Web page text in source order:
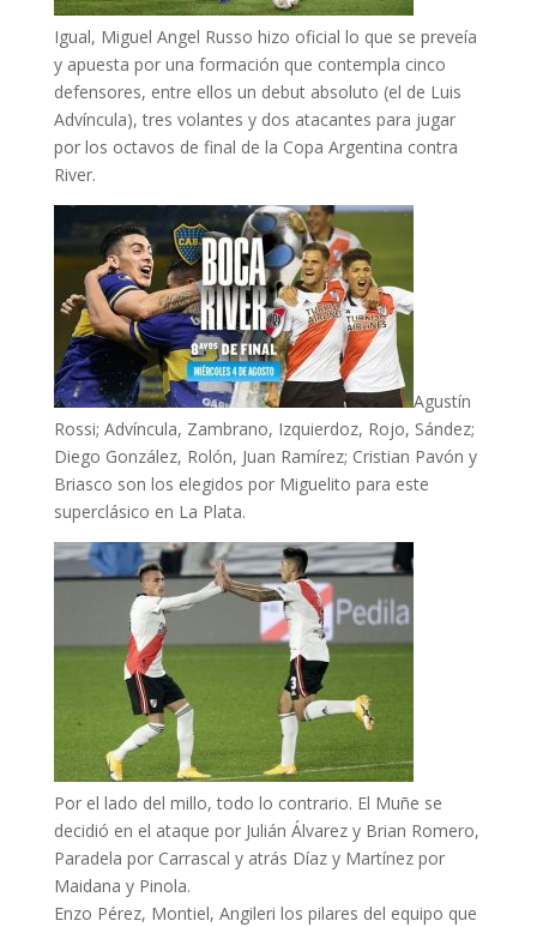
Igual, Miguel Angel Russo hizo oficial lo que se preveía
y apuesta por una formación que contempla cinco
defensores, entre ellos un debut absoluto (el de Luis
Advíncula), tres volantes y dos atacantes para jugar
por los octavos de final de la Copa Argentina contra
River.
Agustín
Rossi; Advíncula, Zambrano, Izquierdoz, Rojo, Sández;
Diego González, Rolón, Juan Ramírez; Cristian Pavón y
Briasco son los elegidos por Miguelito para este
superclásico en La Plata.
Por el lado del millo, todo lo contrario. El Muñe se
decidió en el ataque por Julián Álvarez y Brian Romero,
Paradela por Carrascal y atrás Díaz y Martínez por
Maidana y Pinola.
Enzo Pérez, Montiel, Angileri los pilares del equipo que